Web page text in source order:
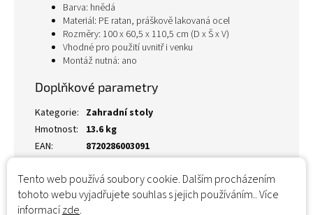
Tento web používá soubory cookie. Dalším procházením
tohoto webu vyjadřujete souhlas s jejich používáním.. Více
informacízde.
Barva: hnědá
Materiál: PE ratan, práškově lakovaná ocel
Rozměry: 100 x 60,5 x 110,5 cm (D x Š x V)
Vhodné pro použití uvnitř i venku
Montáž nutná: ano
Doplňkové parametry
Kategorie: Zahradní stoly
Hmotnost:
13.6 kg
EAN: 8720286003091